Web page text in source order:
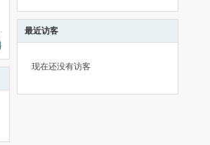
最近访客
现在还没有访客